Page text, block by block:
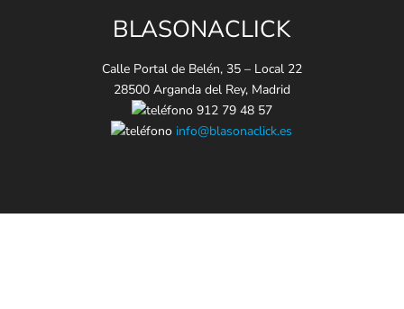
BLASONACLICK
Calle Portal de Belén, 35 – Local 22
28500 Arganda del Rey, Madrid
912 79 48 57
info@blasonaclick.es